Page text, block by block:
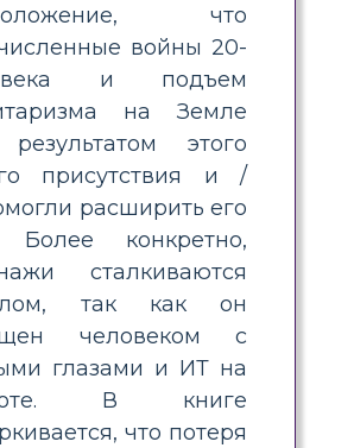
что
войны 20-
и подъем
на Земле
этого
присутствия и /
расширить его
Более конкретно,
сталкиваются
так как он
человеком с
глазами и ИТ на
В книге
что потеря